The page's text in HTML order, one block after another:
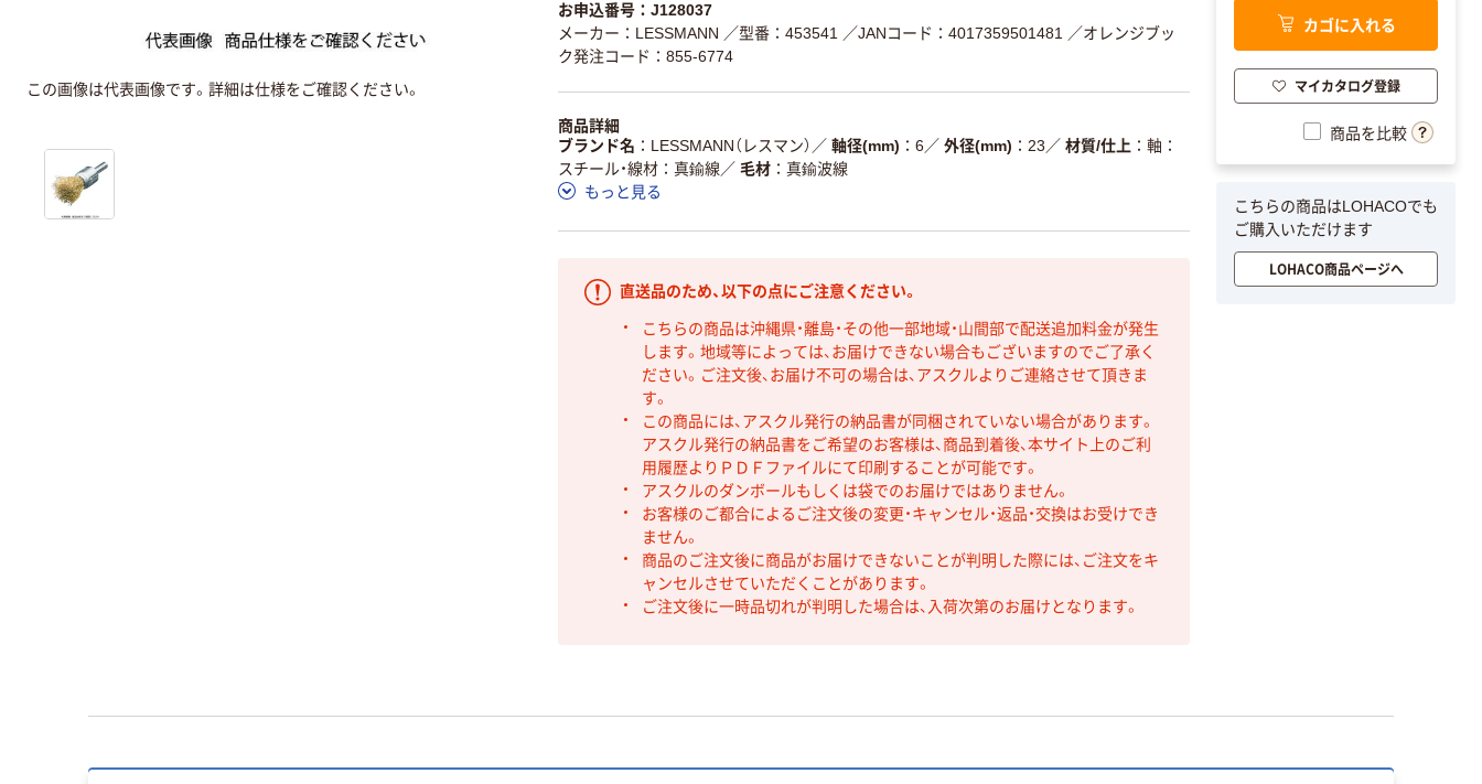
お申込番号：J128037
メーカー：LESSMANN ／型番：453541 ／JANコード：4017359501481
／オレンジブッ
ク発注コード：855-6774
商品詳細
ブランド名
LESSMANN（レスマン） ／ 軸径(mm) 6／ 外径(mm) 23 ／ 材質/仕上
軸：
スチール・線材：真鍮線 ／ 毛材
真鍮波線
もっと見る
直送品のため、以下の点にご注意ください。
こちらの商品は沖縄県・離島・その他一部地域・山間部で配送追加料金が発生
します。地域等によっては、お届けできない場合もございますのでご了承く
ださい。ご注文後、お届け不可の場合は、アスクルよりご連絡させて頂きま
す。
この商品には、アスクル発行の納品書が同梱されていない場合があります。
アスクル発行の納品書をご希望のお客様は、商品到着後、本サイト上のご利
用履歴よりＰＤＦファイルにて印刷することが可能です。
アスクルのダンボールもしくは袋でのお届けではありません。
お客様のご都合によるご注文後の変更・キャンセル・返品・交換はお受けでき
ません。
商品のご注文後に商品がお届けできないことが判明した際には、ご注文をキ
ャンセルさせていただくことがあります。
ご注文後に一時品切れが判明した場合は、入荷次第のお届けとなります。
この画像は代表画像です。詳細は仕様をご確認ください。
カゴに入れる
マイカタログ登録
商品を比較
こちらの商品はLOHACOでも
ご購入いただけます
LOHACO商品ページへ